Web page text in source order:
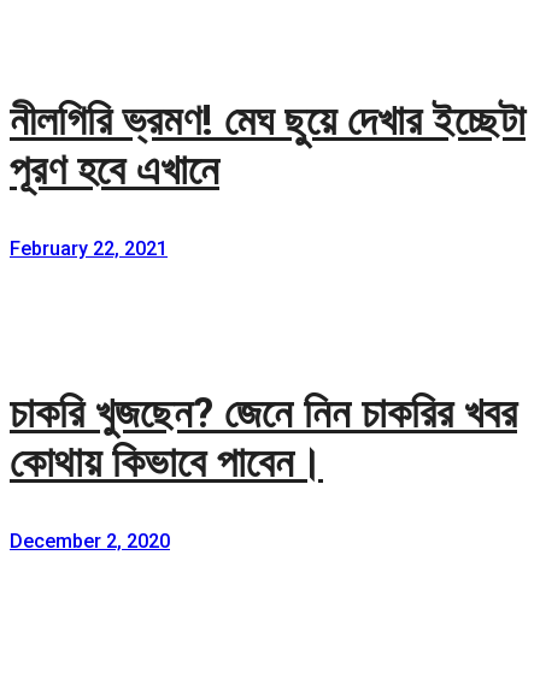
নীলগিরি ভ্রমণ! মেঘ ছুয়ে দেখার ইচ্ছেটা
পূরণ হবে এখানে
February 22, 2021
চাকরি খুজছেন? জেনে নিন চাকরির খবর
কোথায় কিভাবে পাবেন।
December 2, 2020